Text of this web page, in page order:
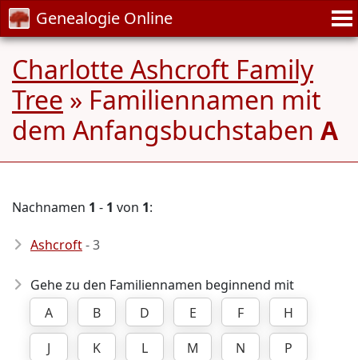
Genealogie Online
Charlotte Ashcroft Family
Tree » Familiennamen mit
dem Anfangsbuchstaben A
Nachnamen 1 - 1 von 1:
Ashcroft- 3
Gehe zu den Familiennamen beginnend mit
A
B D E F
H
J
K L M N
P